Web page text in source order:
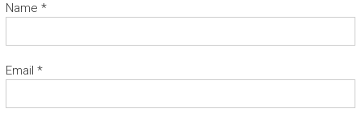
Name *
Email *